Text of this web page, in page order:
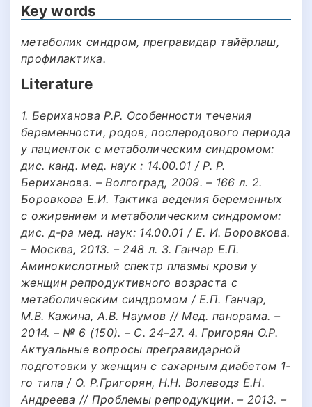
Key words
метаболик синдром, прегравидар тайёрлаш,
профилактика.
Literature
1. Бериханова Р.Р. Особенности течения
беременности, родов, послеродового периода
у пациенток с метаболическим синдромом:
дис. канд. мед. наук : 14.00.01 / Р. Р.
Бериханова. – Волгоград, 2009. – 166 л. 2.
Боровкова Е.И. Тактика ведения беременных
с ожирением и метаболическим синдромом:
дис. д-ра мед. наук: 14.00.01 / Е. И. Боровкова.
– Москва, 2013. – 248 л. 3. Ганчар Е.П.
Аминокислотный спектр плазмы крови у
женщин репродуктивного возраста с
метаболическим синдромом / Е.П. Ганчар,
М.В. Кажина, А.В. Наумов // Мед. панорама. –
2014. – № 6 (150). – С. 24–27. 4. Григорян О.Р.
Актуальные вопросы прегравидарной
подготовки у женщин с сахарным диабетом 1-
го типа / О. Р.Григорян, Н.Н. Волеводз Е.Н.
Андреева // Проблемы репродукции. – 2013. –